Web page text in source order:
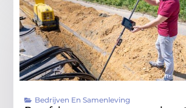
Bedrijven En Samenleving